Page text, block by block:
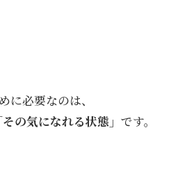
に必要なのは、
の気になれる状態」 です。